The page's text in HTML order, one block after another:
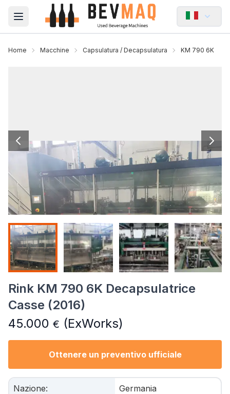
Open main menu
Home Macchine Capsulatura / Decapsulatura KM 790 6K
Rink KM 790 6K Decapsulatrice
Casse (2016)
45.000 € (ExWorks)
Ottenere un preventivo ufficiale
Nazione: Germania